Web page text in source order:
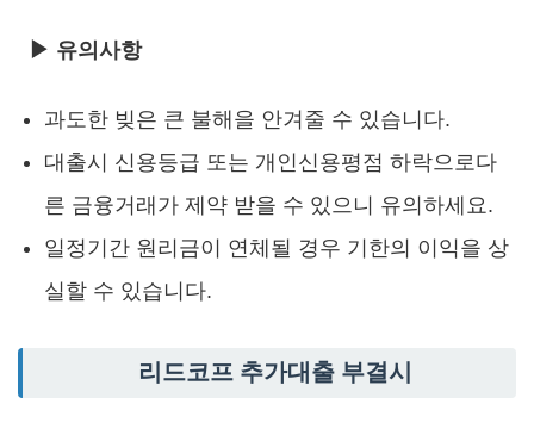
▶ 유의사항
과도한 빚은 큰 불해을 안겨줄 수 있습니다.
대출시 신용등급 또는 개인신용평점 하락으로다
른 금융거래가 제약 받을 수 있으니 유의하세요.
일정기간 원리금이 연체될 경우 기한의 이익을 상
실할 수 있습니다.
리드코프 추가대출 부결시